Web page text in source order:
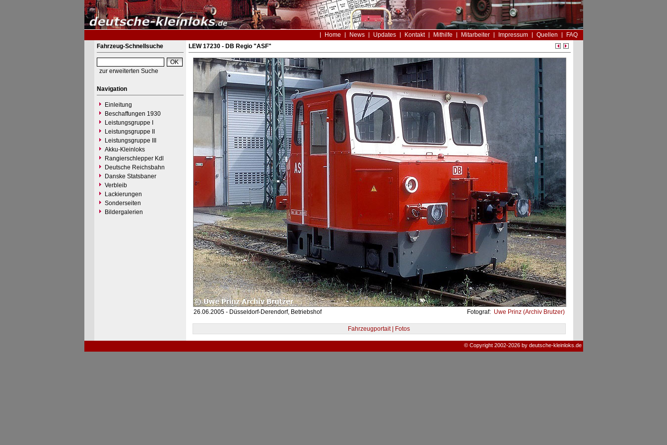
Home News Updates Kontakt Mithilfe Mitarbeiter Impressum Quellen
FAQ
Fahrzeug-Schnellsuche
zur erweiterten Suche
Navigation
Einleitung
Beschaffungen 1930
Leistungsgruppe I
Leistungsgruppe II
Leistungsgruppe III
Akku-Kleinloks
Rangierschlepper Kdl
Deutsche Reichsbahn
Danske Statsbaner
Verbleib
Lackierungen
Sonderseiten
Bildergalerien
LEW 17230 - DB Regio "ASF"
26.06.2005 - Düsseldorf-Derendorf, Betriebshof Fotograf: Uwe Prinz (Archiv Brutzer)
Fahrzeugportait | Fotos
© Copyright 2002-2026 by deutsche-kleinloks.de